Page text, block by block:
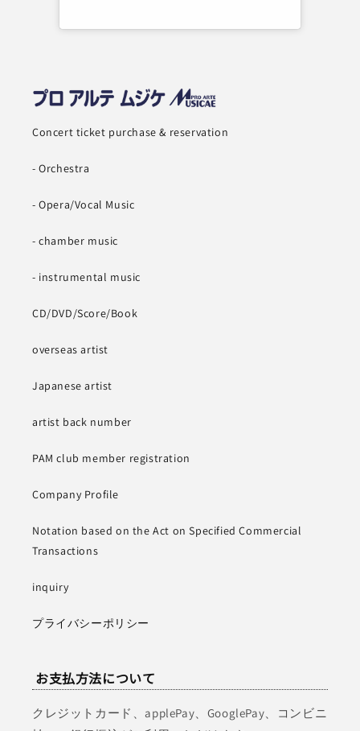
Concert ticket purchase & reservation
- Orchestra
- Opera/Vocal Music
- chamber music
- instrumental music
CD/DVD/Score/Book
overseas artist
Japanese artist
artist back number
PAM club member registration
Company Profile
Notation based on the Act on Specified Commercial
Transactions
inquiry
プライバシーポリシー
お支払方法について
クレジットカード、applePay、GooglePay、コンビニ